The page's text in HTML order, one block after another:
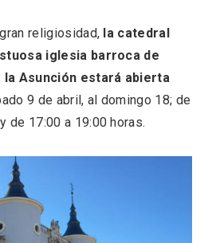
religiosidad, la catedral
iglesia barroca de
la Asunción estará abierta
9 de abril, al domingo 18; de
de 17:00 a 19:00 horas.
de Sotillo 2026 ‘Sotillo,